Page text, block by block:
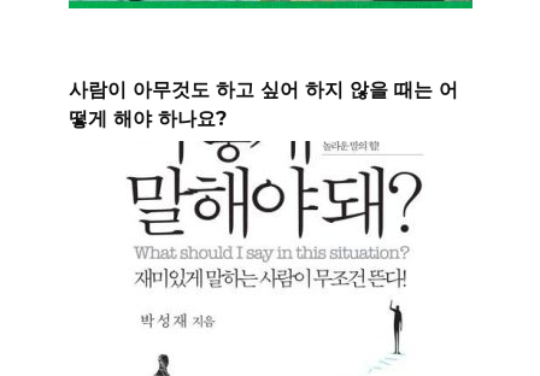
사람이 아무것도 하고 싶어 하지 않을 때는 어
떻게 해야 하나요?